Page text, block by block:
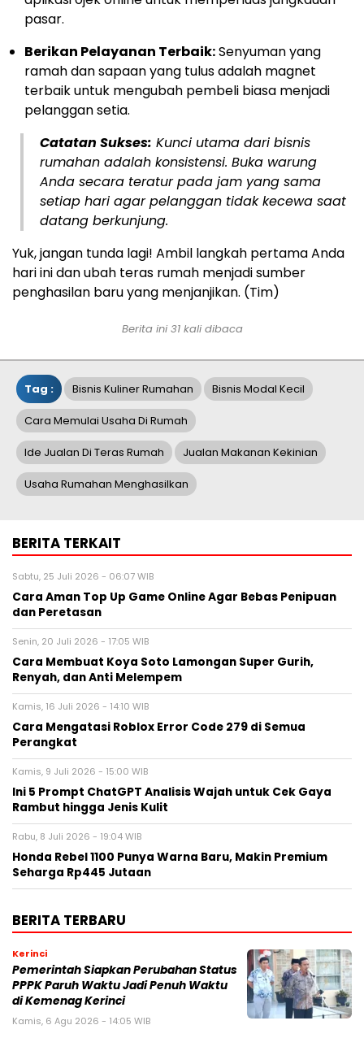
pasar.
Berikan Pelayanan Terbaik:Senyuman yang
ramah dan sapaan yang tulus adalah magnet
terbaik untuk mengubah pembeli biasa menjadi
pelanggan setia.
Catatan Sukses: Kunci utama dari bisnis
rumahan adalah konsistensi. Buka warung
Anda secara teratur pada jam yang sama
setiap hari agar pelanggan tidak kecewa saat
datang berkunjung.
Yuk, jangan tunda lagi! Ambil langkah pertama Anda
hari ini dan ubah teras rumah menjadi sumber
penghasilan baru yang menjanjikan. (Tim)
Berita ini 31 kali dibaca
Tag : Bisnis Kuliner Rumahan Bisnis Modal Kecil
Cara Memulai Usaha Di Rumah
Ide Jualan Di Teras Rumah Jualan Makanan Kekinian
Usaha Rumahan Menghasilkan
BERITA TERKAIT
Sabtu, 25 Juli 2026 - 06:07 WIB
Cara Aman Top Up Game Online Agar Bebas Penipuan
dan Peretasan
Senin, 20 Juli 2026 - 17:05 WIB
Cara Membuat Koya Soto Lamongan Super Gurih,
Renyah, dan Anti Melempem
Kamis, 16 Juli 2026 - 14:10 WIB
Cara Mengatasi Roblox Error Code 279 di Semua
Perangkat
Kamis, 9 Juli 2026 - 15:00 WIB
Ini 5 Prompt ChatGPT Analisis Wajah untuk Cek Gaya
Rambut hingga Jenis Kulit
Rabu, 8 Juli 2026 - 19:04 WIB
Honda Rebel 1100 Punya Warna Baru, Makin Premium
Seharga Rp445 Jutaan
BERITA TERBARU
Kerinci
Pemerintah Siapkan Perubahan Status
PPPK Paruh Waktu Jadi Penuh Waktu
di Kemenag Kerinci
Kamis, 6 Agu 2026 - 14:05 WIB